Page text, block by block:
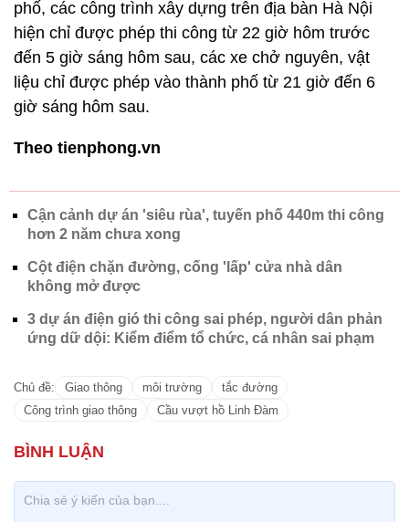
phố, các công trình xây dựng trên địa bàn Hà Nội
hiện chỉ được phép thi công từ 22 giờ hôm trước
đến 5 giờ sáng hôm sau, các xe chở nguyên, vật
liệu chỉ được phép vào thành phố từ 21 giờ đến 6
giờ sáng hôm sau.
Theo tienphong.vn
Cận cảnh dự án 'siêu rùa', tuyến phố 440m thi công
hơn 2 năm chưa xong
Cột điện chặn đường, cống 'lấp' cửa nhà dân
không mở được
3 dự án điện gió thi công sai phép, người dân phản
ứng dữ dội: Kiểm điểm tổ chức, cá nhân sai phạm
Chủ đề: Giao thông môi trường
tắc đường
Công trình giao thông
Cầu vượt hồ Linh Đàm